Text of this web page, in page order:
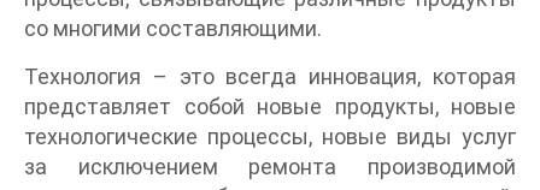
со многими составляющими.
Технология – это всегда инновация, которая
представляет собой новые продукты, новые
технологические процессы, новые виды услуг
за исключением ремонта производимой